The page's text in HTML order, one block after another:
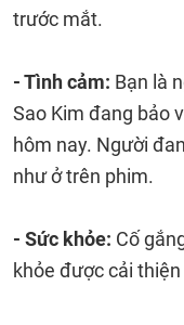
trước mắt.
- Tình cảm: Bạn là
Sao Kim đang bảo
hôm nay. Người
như ở trên phim.
- Sức khỏe: Cố
khỏe được cải thiện